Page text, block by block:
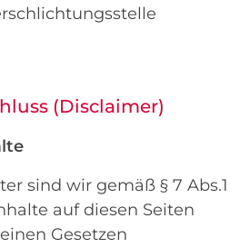
(Disclaimer)
sind wir gemäß § 7 Abs.1
auf diesen Seiten
Gesetzen